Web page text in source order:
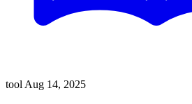
tool Aug 14, 2025